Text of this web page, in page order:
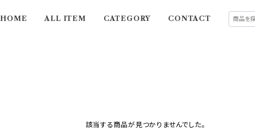
HOME ALL ITEM CATEGORY CONTACT
該当する商品が見つかりませんでした。